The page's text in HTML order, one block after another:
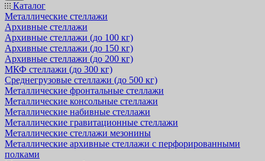
Каталог
Металлические стеллажи
Архивные стеллажи
Архивные стеллажи (до 100 кг)
Архивные стеллажи (до 150 кг)
Архивные стеллажи (до 200 кг)
МКФ стеллажи (до 300 кг)
Среднегрузовые стеллажи (до 500 кг)
Металлические фронтальные стеллажи
Металлические консольные стеллажи
Металлические набивные стеллажи
Металлические гравитационные стеллажи
Металлические стеллажи мезонины
Металлические архивные стеллажи с перфорированными
полками